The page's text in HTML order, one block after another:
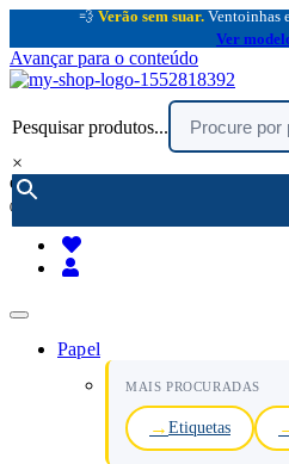
💨 Verão sem suar. Ventoinhas
Ver
Avançar para o conteúdo
Pesquisar produtos...
×
encomendar por telefone :
(chamada rede fixa nacional)
Papel
MAIS PROCURADAS
Etiquetas